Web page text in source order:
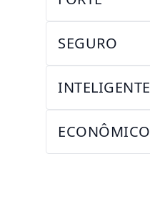
SEGURO
INTELIGENTE
ECONÔMICO